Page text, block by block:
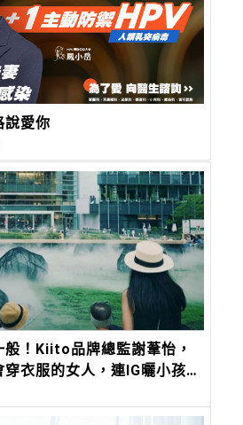
說愛你
！Kiito品牌總監謝葦怡，
衣服的女人，連IG曬小孩都